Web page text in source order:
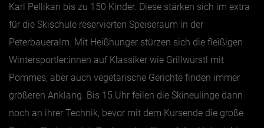
Karl Pellikan bis zu 150 Kinder. Diese stärken sich im extra
für die Skischule reservierten Speiseraum in der
Peterbaueralm. Mit Heißhunger stürzen sich die fleißigen
Wintersportler:innen auf Klassiker wie Grillwürstl mit
Pommes, aber auch vegetarische Gerichte finden immer
größeren Anklang. Bis 15 Uhr feilen die Skineulinge dann
noch an ihrer Technik, bevor mit dem Kursende die große